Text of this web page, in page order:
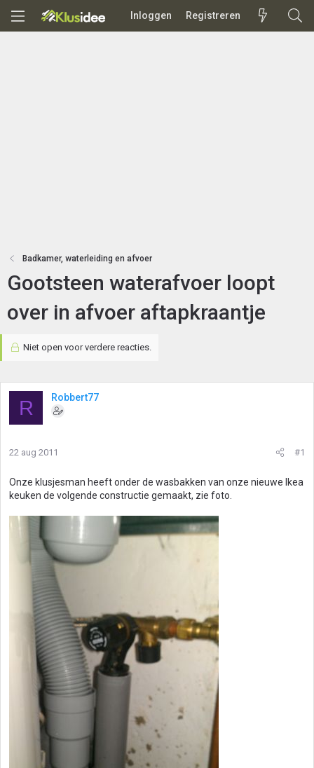
Inloggen Registreren
Badkamer, waterleiding en afvoer
Gootsteen waterafvoer loopt
over in afvoer aftapkraantje
Niet open voor verdere reacties.
R Robbert77
22 aug 2011 #1
Onze klusjesman heeft onder de wasbakken van onze nieuwe Ikea
keuken de volgende constructie gemaakt, zie foto.